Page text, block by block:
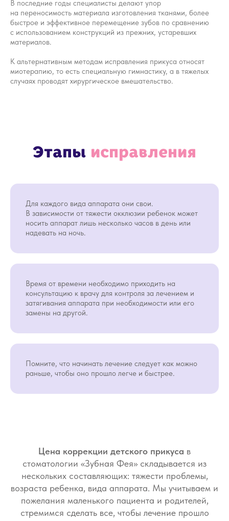
В последние годы специалисты делают упор
на переносимость материала изготовления тканями, более
быстрое и эффективное перемещение зубов по сравнению
с использованием конструкций из прежних, устаревших
материалов.
К альтернативным методам исправления прикуса относят
миотерапию, то есть специальную гимнастику, а в тяжелых
случаях проводят хирургическое вмешательство.
Для каждого вида аппарата они свои.
В зависимости от тяжести окклюзии ребенок может
носить аппарат лишь несколько часов в день или
надевать на ночь.
Время от времени необходимо приходить на
консультацию к врачу для контроля за лечением и
затягивания аппарата при необходимости или его
замены на другой.
Помните, что начинать лечение следует как можно
раньше, чтобы оно прошло легче и быстрее.
Цена коррекции детского прикуса в
стоматологии «Зубная Фея» складывается из
нескольких составляющих: тяжести проблемы,
возраста ребенка, вида аппарата. Мы учитываем и
пожелания маленького пациента и родителей,
стремимся сделать все, чтобы лечение прошло
ОТПРАВИТЬ
ШЕЛУДКОВА ВИКТОРИЯ
СЕРГЕЕВНА
«волшебного лечения» — придумала
Фею. Может решить любой
стоматологический вопрос у ребенка
с любым характером и настроением.
Фея-
Проводит
Уделяет особое
маленьких
ПОДРОБНЕЕ